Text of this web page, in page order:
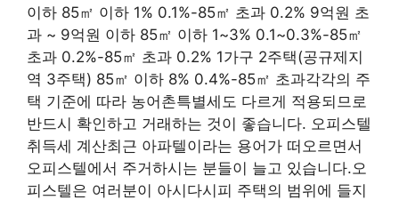
이하 85㎡ 이하 1% 0.1%-85㎡ 초과 0.2% 9억원 초
과 ~ 9억원 이하 85㎡ 이하 1~3% 0.1~0.3%-85㎡
초과 0.2%-85㎡ 초과 0.2% 1가구 2주택(공규제지
역 3주택) 85㎡ 이하 8% 0.4%-85㎡ 초과각각의 주
택 기준에 따라 농어촌특별세도 다르게 적용되므로
반드시 확인하고 거래하는 것이 좋습니다. 오피스텔
취득세 계산최근 아파텔이라는 용어가 떠오르면서
오피스텔에서 주거하시는 분들이 늘고 있습니다.오
피스텔은 여러분이 아시다시피 주택의 범위에 들지